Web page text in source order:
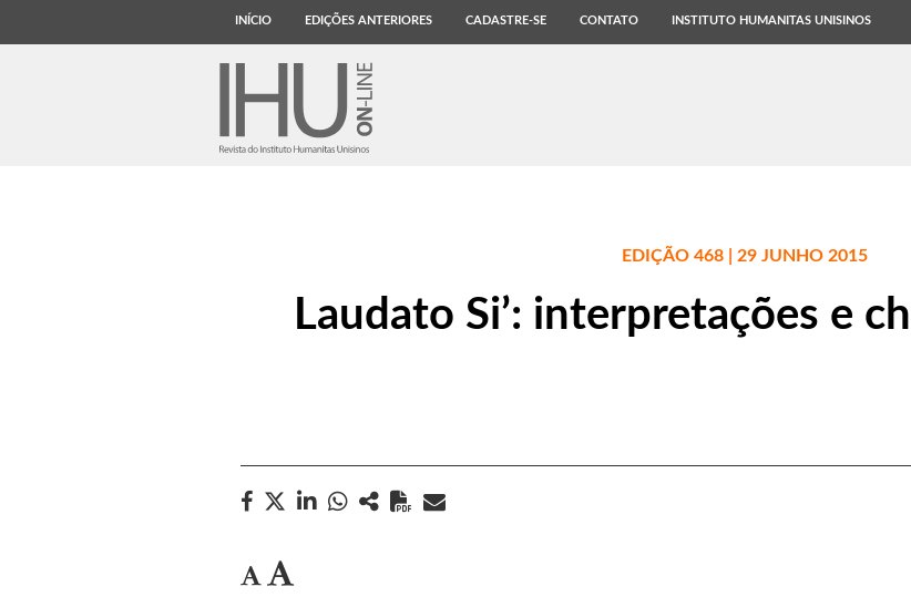
INÍCIO EDIÇÕES ANTERIORES CADASTRE-SE CONTATO INSTITUTO HUMANITAS UNISINOS
EDIÇÃO 468 | 29 JUNHO 2015
Laudato Si’: interpretações e